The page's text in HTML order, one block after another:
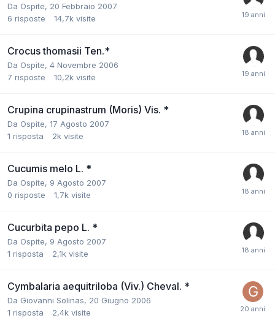
Da Ospite, 20 Febbraio 2007
6 risposte 14,7k visite
Crocus thomasii Ten.*
Da Ospite, 4 Novembre 2006
7 risposte 10,2k visite
Crupina crupinastrum (Moris) Vis. *
Da Ospite, 17 Agosto 2007
1 risposta 2k visite
Cucumis melo L. *
Da Ospite, 9 Agosto 2007
0 risposte 1,7k visite
Cucurbita pepo L. *
Da Ospite, 9 Agosto 2007
1 risposta 2,1k visite
Cymbalaria aequitriloba (Viv.) Cheval. *
Da Giovanni Solinas, 20 Giugno 2006
1 risposta 2,4k visite